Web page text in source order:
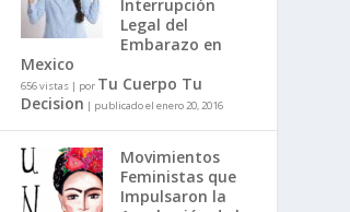
Interrupción
Legal del
Embarazo en
Mexico
656 vistas| por Tu Cuerpo Tu
Decision | publicado el enero 20, 2016
Movimientos
Feministas que
Impulsaron la